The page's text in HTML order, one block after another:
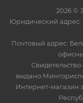
2026 ©
Юридический адрес:
Почтовый адрес:
выдано
Интернет-магазин